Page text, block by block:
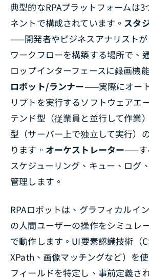
典型的なRPAプラットフォームは
ネントで構成されています。 スタ
——開発者やビジネスアナリスト
ワークフローを構築する場所で、
ロップインターフェースに録画機
ロボット/ランナー——実際にオー
リプトを実行するソフトウェアエ
テンド型（従業員と並行して作業
型（サーバー上で独立して実行）
ります。 オーケストレーター——す
スケジューリング、キュー、ログ
管理します。
RPAロボットは、グラフィカルイ
の人間ユーザーの操作をシミュレ
で動作します。UI要素認識技術（
XPath、画像マッチングなど）を
フィールドを特定し、事前定義さ